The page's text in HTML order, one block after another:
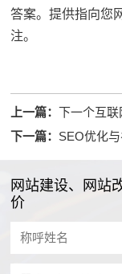
答案。提供指向您
注。
上一篇：下一个互联
下一篇： SEO优化
网站建设、网站
价